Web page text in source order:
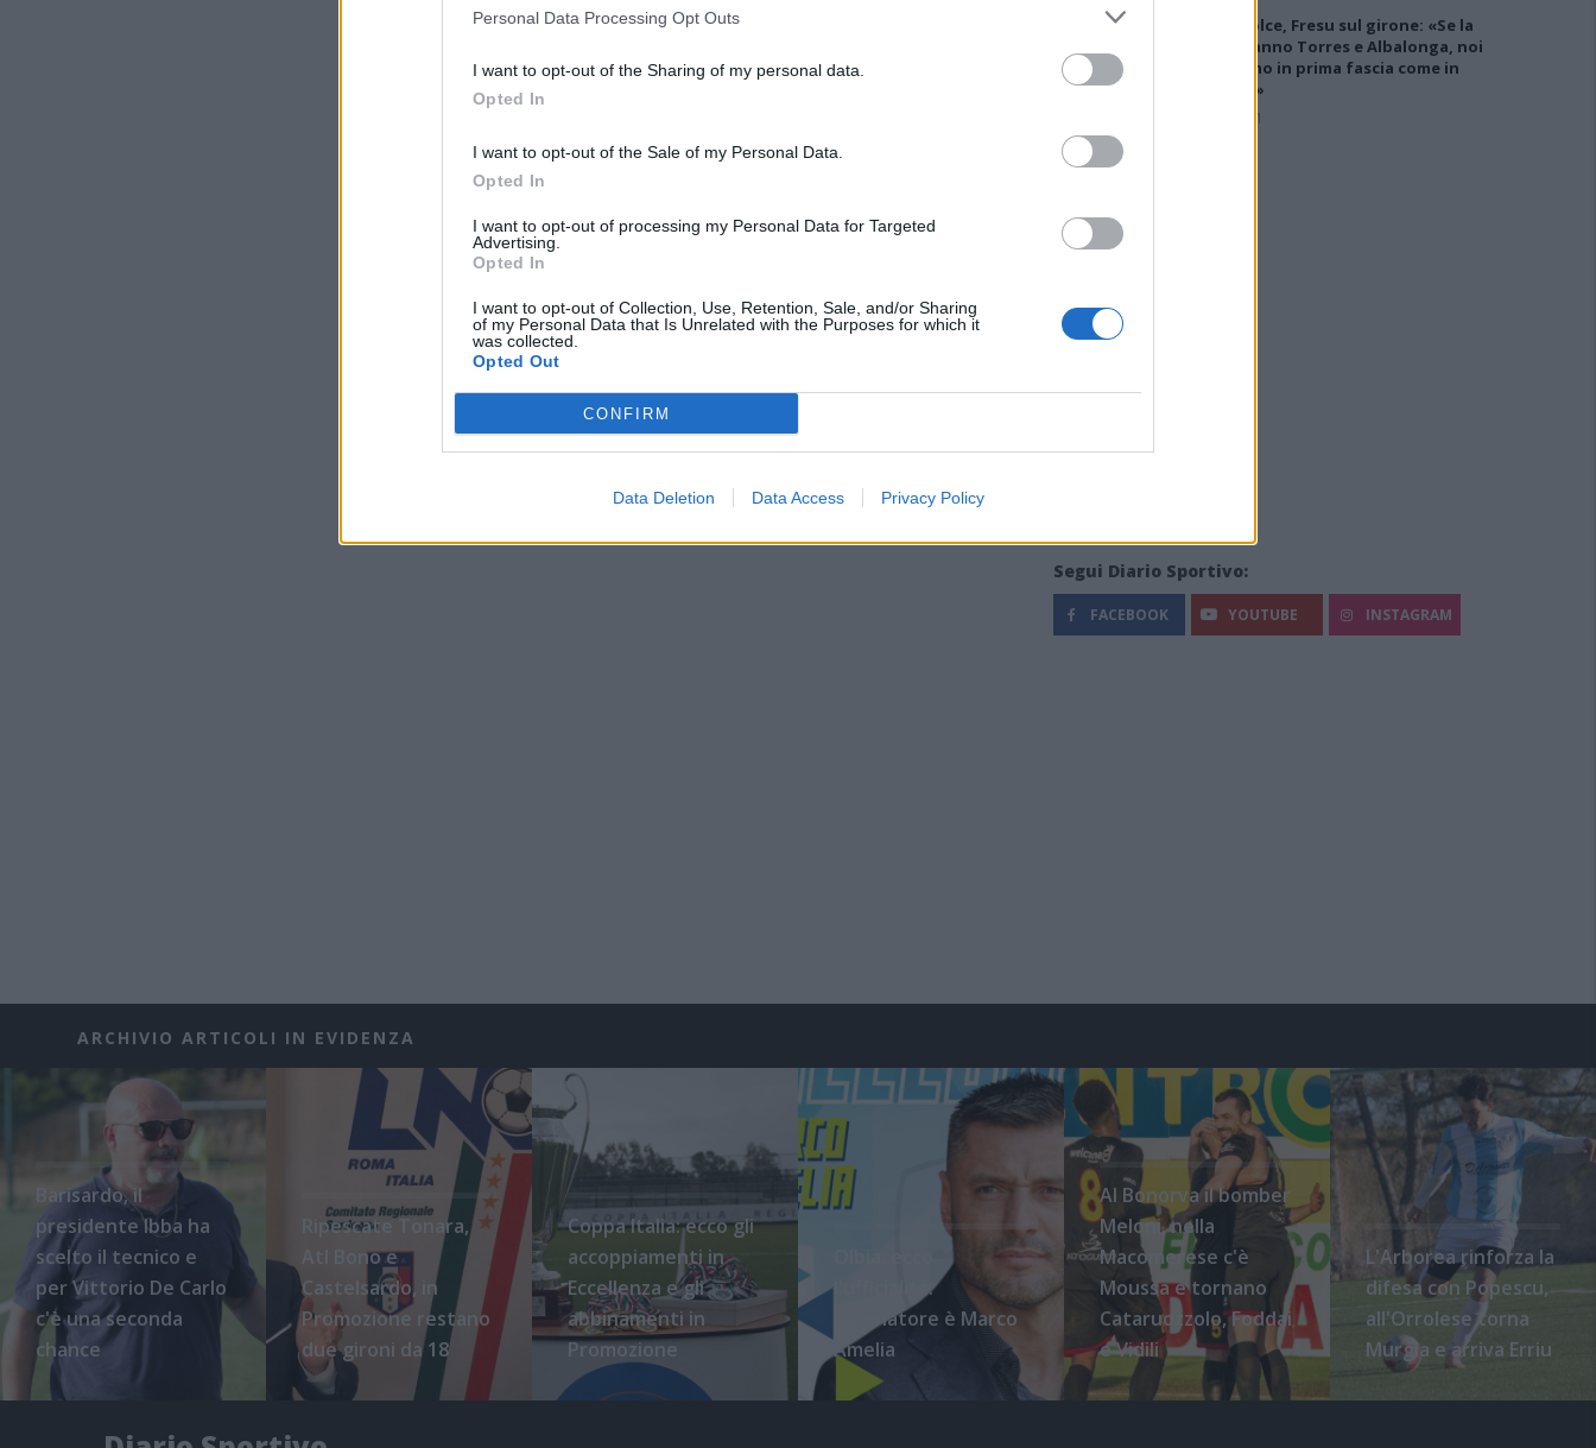
Personal Data Processing Opt Outs
I want to opt-out of the Sharing of my personal data.
Opted In
I want to opt-out of the Sale of my Personal Data.
Opted In
I want to opt-out of processing my Personal Data for Targeted
Advertising.
Opted In
I want to opt-out of Collection, Use, Retention, Sale, and/or Sharing
of my Personal Data that Is Unrelated with the Purposes for which it
was collected.
Opted Out
CONFIRM
Data Deletion Data Access Privacy Policy
Latte Dolce, Fresu sul girone: «Se la
giocheranno Torres e Albalonga, noi
non siamo in prima fascia come in
passato»
8 Set 2021
Segui Diario Sportivo:
FACEBOOK YOUTUBE INSTAGRAM
ARCHIVIO ARTICOLI IN EVIDENZA
Barisardo, il
presidente Ibba ha
scelto il tecnico e
per Vittorio De Carlo
c'è una seconda
chance
Ripescate Tonara,
Atl Bono e
Castelsardo, in
Promozione restano
due gironi da 18
Coppa Italia: ecco gli
accoppiamenti in
Eccellenza e gli
abbinamenti in
Promozione
l'ufficialità:
l'allenatore è Marco
Amelia
Al Bonorva il bomber
Meloni, nella
Macomerese c'è
Moussa e tornano
Cataruozzolo, Foddai
e Vidili
L'Arborea rinforza la
difesa con Popescu,
all'Orrolese torna
Murgia e arriva Erriu